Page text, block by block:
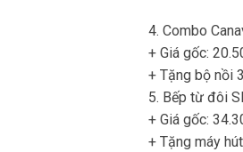
4.Combo
+ Giá gốc:
+ Tặng bộ nồi
5. Bếp từ đôi
+ Giá gốc:
+ Tặng máy